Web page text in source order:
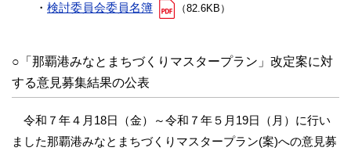
・ 検討委員会委員名簿 （82.6KB）
○「那覇港みなとまちづくりマスタープラン」改定案に対
する意⾒募集結果の公表
令和７年４月18日（金）～令和７年５月19日（月）に行い
ました那覇港みなとまちづくりマスタープラン(案)への意見募